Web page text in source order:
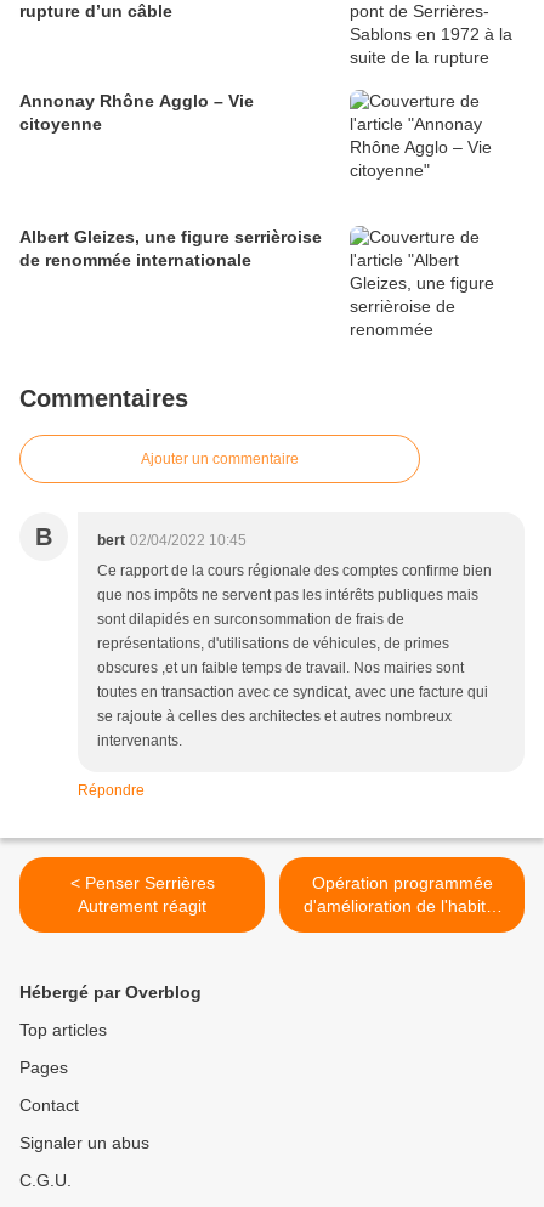
rupture d’un câble
Annonay Rhône Agglo – Vie
citoyenne
Albert Gleizes, une figure serrièroise
de renommée internationale
Commentaires
Ajouter un commentaire
B bert 02/04/2022 10:45
Ce rapport de la cours régionale des comptes confirme bien
que nos impôts ne servent pas les intérêts publiques mais
sont dilapidés en surconsommation de frais de
représentations, d'utilisations de véhicules, de primes
obscures ,et un faible temps de travail. Nos mairies sont
toutes en transaction avec ce syndicat, avec une facture qui
se rajoute à celles des architectes et autres nombreux
intervenants.
Répondre
< Penser Serrières
Autrement réagit
Opération programmée
d'amélioration de l'habitat
(OPAH) centre-bourg >
Hébergé par Overblog
Top articles
Pages
Contact
Signaler un abus
C.G.U.